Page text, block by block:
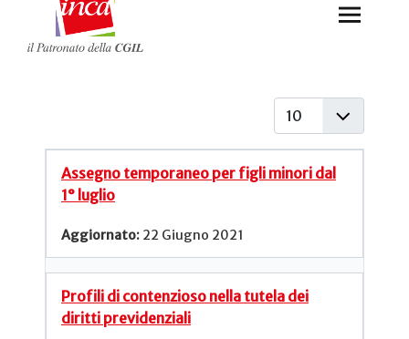
Visualizza #
Assegno temporaneo per figli minori dal
1° luglio
22 Giugno 2021
Profili di contenzioso nella tutela dei
diritti previdenziali